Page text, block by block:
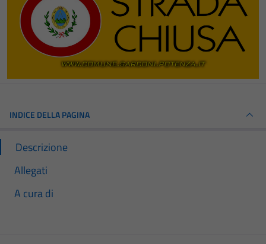
INDICE DELLA PAGINA
Descrizione
Allegati
A cura di